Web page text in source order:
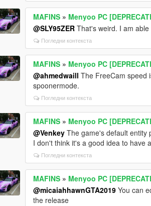
MAFINS » Menyoo PC
@SLY95ZER That's weird. I am
Погледни контекста
MAFINS » Menyoo PC
@ahmedwaill The FreeCam speed
spoonermode.
Погледни контекста
MAFINS » Menyoo PC
@Venkey The game's default entity
I don't think it's a good idea to have
Погледни контекста
MAFINS » Menyoo PC
@micaiahhawnGTA2019 You can
the release